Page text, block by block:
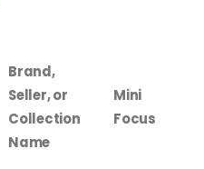
Brand,
Seller, or
Collection
Name
Mini
Focus